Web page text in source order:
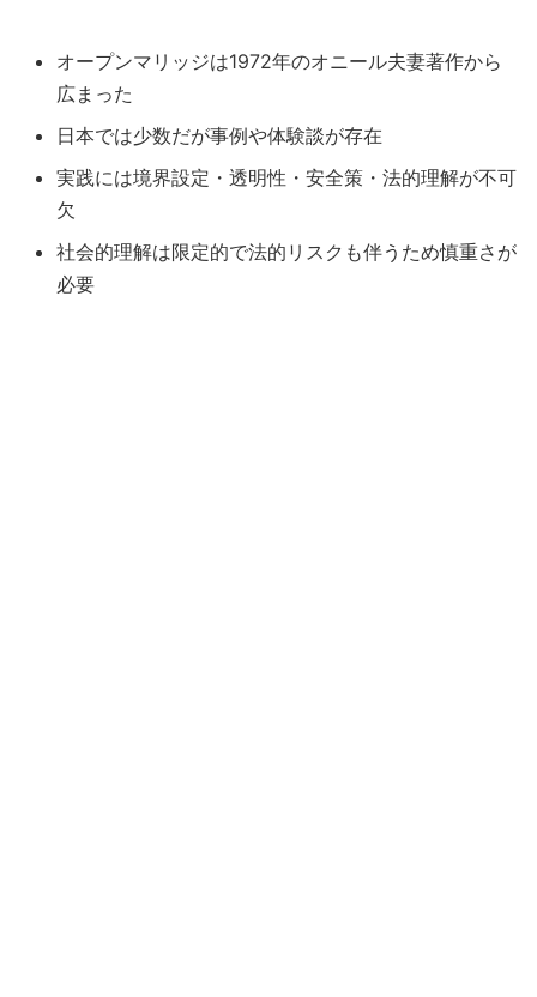
オープンマリッジは1972年のオニール夫妻著作から
広まった
日本では少数だが事例や体験談が存在
実践には境界設定・透明性・安全策・法的理解が不可
欠
社会的理解は限定的で法的リスクも伴うため慎重さが
必要